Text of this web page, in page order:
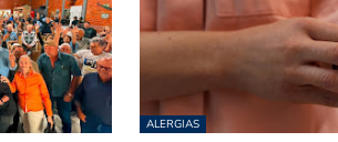
ALERGIAS